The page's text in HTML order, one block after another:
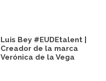
Luis Bey #EUDEtalent |
Creador de la marca
Verónica de la Vega